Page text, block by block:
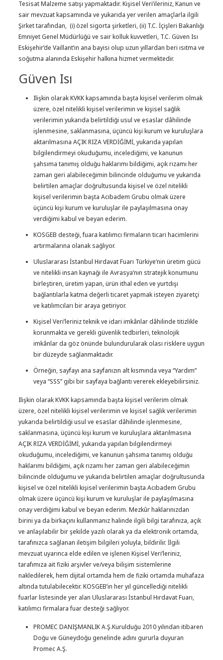
Tesisat Malzeme satışı yapmaktadır. Kişisel Veri’ileriniz, Kanun ve
sair mevzuat kapsamında ve yukarıda yer verilen amaçlarla ilgili
Şirket tarafından, (i) özel sigorta şirketleri, (ii) T.C. İçişleri Bakanlığı
Emniyet Genel Müdürlüğü ve sair kolluk kuvvetleri, T.C. Güven Isı
Eskişehir’de Vaillant’ın ana bayisi olup uzun yıllardan beri ısıtma ve
soğutma alanında Eskişehir halkına hizmet vermektedir.
Güven Isı
Ilişkin olarak KVKK kapsamında başta kişisel verilerim olmak
üzere, özel nitelikli kişisel verilerimin ve kişisel sağlık
verilerimin yukarıda belirtildiği usul ve esaslar dâhilinde
işlenmesine, saklanmasına, üçüncü kişi kurum ve kuruluşlara
aktarılmasına AÇIK RIZA VERDİĞİMİ, yukarıda yapılan
bilgilendirmeyi okuduğumu, incelediğimi, ve kanunun
şahsıma tanımış olduğu haklarımı bildiğimi, açık rızamı her
zaman geri alabileceğimin bilincinde olduğumu ve yukarıda
belirtilen amaçlar doğrultusunda kişisel ve özel nitelikli
kişisel verilerimin başta Acıbadem Grubu olmak üzere
üçüncü kişi kurum ve kuruluşlar ile paylaşılmasına onay
verdiğimi kabul ve beyan ederim.
KOSGEB desteği, fuara katılımcı firmaların ticari hacimlerini
artırmalarına olanak sağlıyor.
Uluslararası İstanbul Hırdavat Fuarı Türkiye’nin üretim gücü
ve nitelikli insan kaynağı ile Avrasya’nın stratejik konumunu
birleştiren, üretim yapan, ürün ithal eden ve yurtdışı
bağlantılarla katma değerli ticaret yapmak isteyen ziyaretçi
ve katılımcıları bir araya getiriyor.
Kişisel Veri’leriniz teknik ve idari imkânlar dâhilinde titizlikle
korunmakta ve gerekli güvenlik tedbirleri, teknolojik
imkânlar da göz önünde bulundurularak olası risklere uygun
bir düzeyde sağlanmaktadır.
Örneğin, sayfayı ana sayfanızın alt kısmında veya “Yardım”
veya “SSS” gibi bir sayfaya bağlantı vererek ekleyebilirsiniz.
Ilişkin olarak KVKK kapsamında başta kişisel verilerim olmak
üzere, özel nitelikli kişisel verilerimin ve kişisel sağlık verilerimin
yukarıda belirtildiği usul ve esaslar dâhilinde işlenmesine,
saklanmasına, üçüncü kişi kurum ve kuruluşlara aktarılmasına
AÇIK RIZA VERDİĞİMİ, yukarıda yapılan bilgilendirmeyi
okuduğumu, incelediğimi, ve kanunun şahsıma tanımış olduğu
haklarımı bildiğimi, açık rızamı her zaman geri alabileceğimin
bilincinde olduğumu ve yukarıda belirtilen amaçlar doğrultusunda
kişisel ve özel nitelikli kişisel verilerimin başta Acıbadem Grubu
olmak üzere üçüncü kişi kurum ve kuruluşlar ile paylaşılmasına
onay verdiğimi kabul ve beyan ederim. Mezkûr haklarınızdan
birini ya da birkaçını kullanmanız halinde ilgili bilgi tarafınıza, açık
ve anlaşılabilir bir şekilde yazılı olarak ya da elektronik ortamda,
tarafınızca sağlanan iletişim bilgileri yoluyla, bildirilir. İlgili
mevzuat uyarınca elde edilen ve işlenen Kişisel Veri’leriniz,
tarafımıza ait fiziki arşivler ve/veya bilişim sistemlerine
nakledilerek, hem dijital ortamda hem de fiziki ortamda muhafaza
altında tutulabilecektir. KOSGEB’in her yıl güncellediği nitelikli
fuarlar listesinde yer alan Uluslararası İstanbul Hırdavat Fuarı,
katılımcı firmalara fuar desteği sağlıyor.
PROMEC DANIŞMANLIK A.Ş.Kurulduğu 2010 yılından itibaren
Doğu ve Güneydoğu genelinde adını gururla duyuran
Promec A.Ş.